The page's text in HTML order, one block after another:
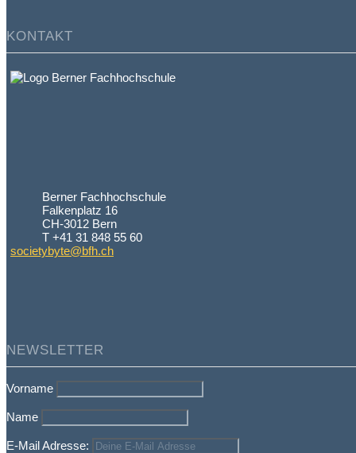
KONTAKT
Berner Fachhochschule
Falkenplatz 16
CH-3012 Bern
T +41 31 848 55 60
societybyte@bfh.ch
NEWSLETTER
Vorname
Name
E-Mail Adresse: